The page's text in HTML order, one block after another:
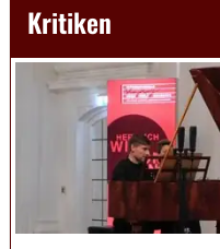
Kritiken